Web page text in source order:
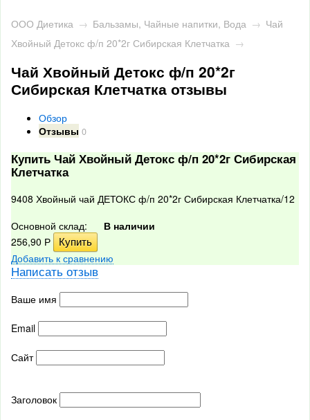
ООО Диетика → Бальзамы, Чайные напитки, Вода → Чай
Хвойный Детокс ф/п 20*2г Сибирская Клетчатка →
Чай Хвойный Детокс ф/п 20*2г
Сибирская Клетчатка отзывы
Обзор
Отзывы 0
Купить Чай Хвойный Детокс ф/п 20*2г Сибирская
Клетчатка
9408 Хвойный чай ДЕТОКС ф/п 20*2г Сибирская Клетчатка/12
Основной склад:
В наличии
256,90 Р
Добавить к сравнению
Написать отзыв
Ваше имя
Email
Сайт
Заголовок